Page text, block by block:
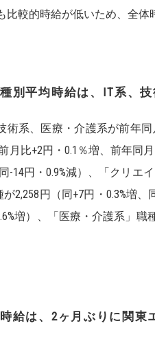
較的時給が低いため、全体
別平均時給は、 IT系、
術系、医療・介護系が前年
月比+2円・0.1％増、前年同
-14円・0.9%減）、「クリエ
2,258円（同+7円・0.3%増
増）、「医療・介護系」職
給は、 2ヶ月ぶりに関東